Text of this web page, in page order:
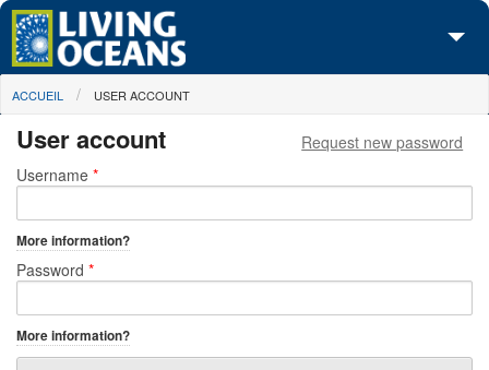
Skip to main content
À propos de nous
Nos campagnes
Les Cartes
You are here
ACCUEIL USER ACCOUNT
User account
Primary tabs
Request new password
Username *
More information?
Password *
More information?